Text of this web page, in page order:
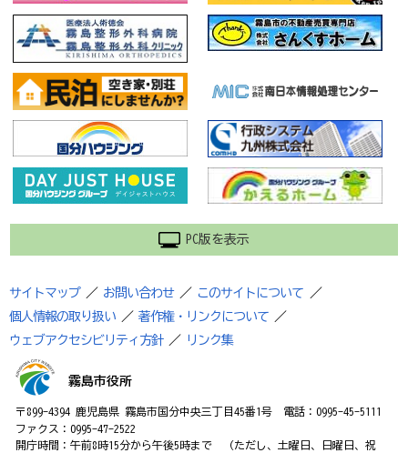
PC版を表示
サイトマップ ／ お問い合わせ ／ このサイトについて
／
個人情報の取り扱い ／ 著作権・リンクについて ／
ウェブアクセシビリティ方針 ／ リンク集
霧島市役所
〒899-4394 鹿児島県 霧島市国分中央三丁目45番1号 電話：0995-45-5111
ファクス：0995-47-2522
開庁時間：午前8時15分から午後5時まで （ただし、土曜日、日曜日、祝